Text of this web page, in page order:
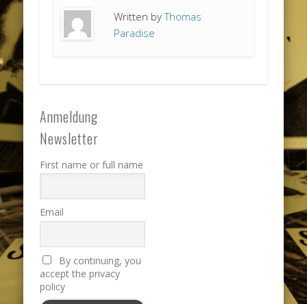
Written byThomas
Paradise
Anmeldung
Newsletter
First name or full name
Email
By continuing, you
accept the privacy
policy